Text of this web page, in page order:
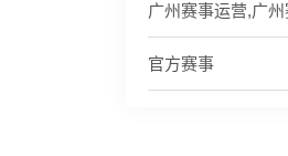
广州赛事运营,广
官方赛事